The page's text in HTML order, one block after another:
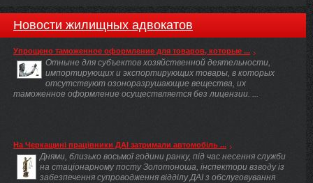
Новости жилищных адвокатов
Упрощено таможенное оформление для товаров, которые ...
Отныне для субъектов хозяйственной деятельности,
импортирующих и экспортирующих товары, в которых
отсутствуют озоноразрушающие вещества, их
таможенное оформление осуществляется без лицензии. ...
На Черкащині працівники ДАІ затримали автомобіль ...
Днями, близько восьмої години ранку, під час несення служби
на стаціонарному посту Золотоноша, інспектори взводу із
забезпечення супроводження відділу ДАІ з обслуговування